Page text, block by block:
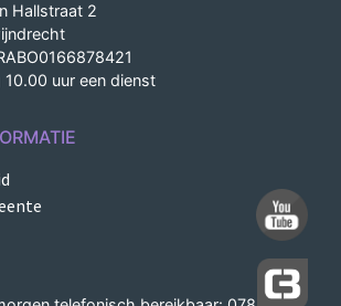
Hallstraat 2
10.00 uur een dienst